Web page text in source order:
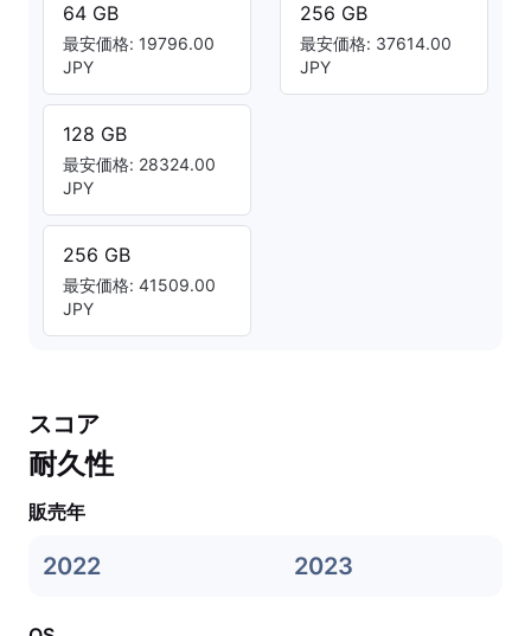
64 GB
最安価格: 19796.00
JPY
128 GB
最安価格: 28324.00
JPY
256 GB
最安価格: 41509.00
JPY
256 GB
最安価格: 37614.00
JPY
スコア
耐久性
販売年
2022 2023